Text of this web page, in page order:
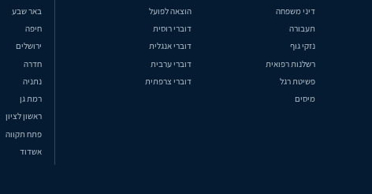
דיני משפחה
הוצאה לפועל
תעבורה
דוברי רוסית
נזקי גוף
דוברי אנגלית
רשלנות רפואית
דוברי ערבית
פשיטת רגל
דוברי צרפתית
מיסים
באר שבע
חיפה
ירושלים
חדרה
נתניה
רמת גן
ראשון לציון
פתח תקווה
אשדוד